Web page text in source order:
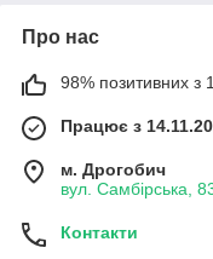
Про нас
98% позитивних з
Працює з
м. Дрогобич
вул. Самбірська,
Контакти